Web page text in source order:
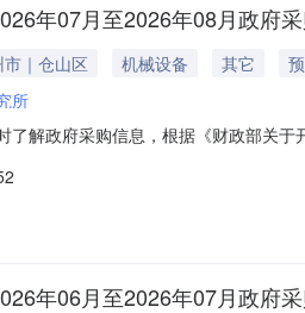
年07月至2026年08月政府
｜仓山区 机械设备 其它
所
了解政府采购信息，根据《财政部关
年08月无本次公开的采
年06月至2026年07月政府